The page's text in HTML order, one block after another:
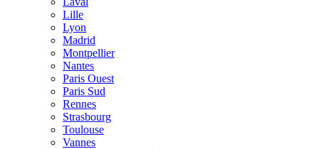
Lille
Lyon
Madrid
Montpellier
Nantes
Paris Ouest
Paris Sud
Rennes
Strasbourg
Toulouse
Vannes